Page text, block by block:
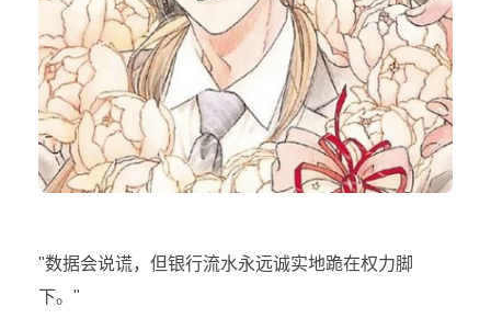
"数据会说谎，但银行流水永远诚实地跪在权力脚
下。"